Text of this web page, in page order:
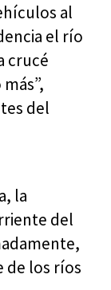
al
el río
crucé
del
la
del
de los ríos